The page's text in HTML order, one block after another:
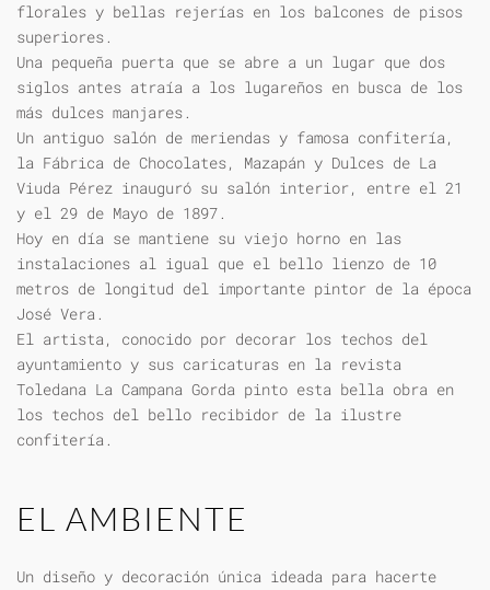
florales y bellas rejerías en los balcones de pisos
superiores.
Una pequeña puerta que se abre a un lugar que dos
siglos antes atraía a los lugareños en busca de los
más dulces manjares.
Un antiguo salón de meriendas y famosa confitería,
la Fábrica de Chocolates, Mazapán y Dulces de La
Viuda Pérez inauguró su salón interior, entre el 21
y el 29 de Mayo de 1897.
Hoy en día se mantiene su viejo horno en las
instalaciones al igual que el bello lienzo de 10
metros de longitud del importante pintor de la época
José Vera.
El artista, conocido por decorar los techos del
ayuntamiento y sus caricaturas en la revista
Toledana La Campana Gorda pinto esta bella obra en
los techos del bello recibidor de la ilustre
confitería.
EL AMBIENTE
Un diseño y decoración única ideada para hacerte